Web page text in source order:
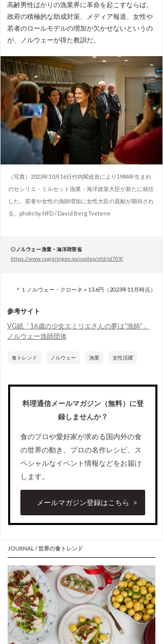
高齢男性ばかりの漁業界に革命を起こすならば、
政府の積極的な助成対策、メディア報道、女性や
若者のロールモデルの増加が欠かせないというの
が、ノルウェーが得た教訓だ。
（写真）2023年10月16日付内閣改造により1984年生まれ
のセシリエ・ミルセット漁業・海洋政策大臣が新たに就任
した。若者や女性の漁師増加に女性大臣の貢献が期待され
る。photo by NFD / David Berg Tvetene
◎ノルウェー漁業・海洋政策省
https://www.regjeringen.no/no/dep/nfd/id709/
＊１ノルウェー・クローネ＝13.6円（2023年11月時点）
参考サイト
VG紙「16歳の少女エミリエさんの夢は“漁師”」
ノルウェー漁師団体
食トレンド ノルウェー 漁業 女性活躍
料理通信メールマガジン（無料）に登
録しませんか？
食のプロや愛好家が求める国内外の食
の世界の動き、プロの名作レシピ、ス
ペシャルなイベント情報などをお届け
します。
メールマガジン登録はこちら
JOURNAL / 世界の食トレンド